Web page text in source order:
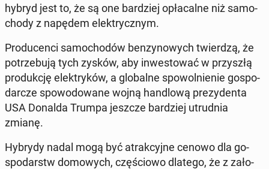
hybryd jest to, że są one bar­dziej opła­cal­ne niż sa­mo­
cho­dy z napędem elek­trycz­nym.
Pro­du­cen­ci sa­mo­cho­dów ben­zy­no­wych twier­dzą, że
po­trze­bu­ją tych zysków, aby in­we­sto­wać w przy­szłą
pro­duk­cję elek­try­ków, a glo­bal­ne spo­wol­nie­nie go­spo­
dar­cze spo­wo­do­wa­ne wojną han­dlo­wą pre­zy­den­ta
USA Donalda Trumpa jeszcze bar­dziej utrud­nia
zmianę.
Hybrydy nadal mogą być atrak­cyj­ne cenowo dla go­
spo­darstw do­mo­wych, czę­ścio­wo dlatego, że z za­ło­